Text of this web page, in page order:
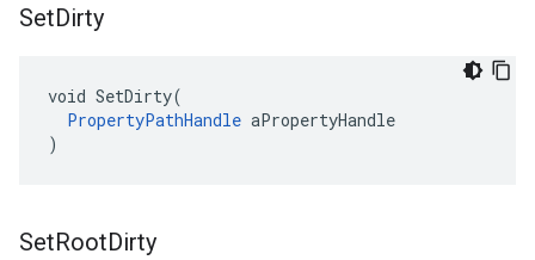
SetDirty
void SetDirty(
PropertyPathHandle aPropertyHandle
)
SetRootDirty